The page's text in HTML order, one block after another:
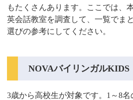
もたくさんあります。ここでは、
英会話教室を調査して、一覧でま
選びの参考にしてください。
NOVAバイリンガル
3歳から高校生が対象です。1～8